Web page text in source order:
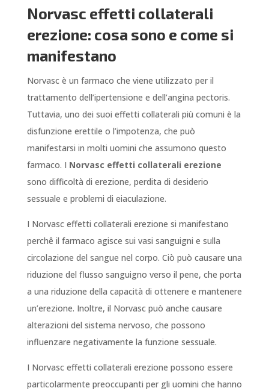
Norvasc effetti collaterali
erezione: cosa sono e come si
manifestano
Norvasc è un farmaco che viene utilizzato per il
trattamento dell’ipertensione e dell’angina pectoris.
Tuttavia, uno dei suoi effetti collaterali più comuni è la
disfunzione erettile o l’impotenza, che può
manifestarsi in molti uomini che assumono questo
farmaco. I Norvasc effetti collaterali erezione
sono difficoltà di erezione, perdita di desiderio
sessuale e problemi di eiaculazione.
I Norvasc effetti collaterali erezione si manifestano
perchê il farmaco agisce sui vasi sanguigni e sulla
circolazione del sangue nel corpo. Ciò può causare una
riduzione del flusso sanguigno verso il pene, che porta
a una riduzione della capacità di ottenere e mantenere
un’erezione. Inoltre, il Norvasc può anche causare
alterazioni del sistema nervoso, che possono
influenzare negativamente la funzione sessuale.
I Norvasc effetti collaterali erezione possono essere
particolarmente preoccupanti per gli uomini che hanno